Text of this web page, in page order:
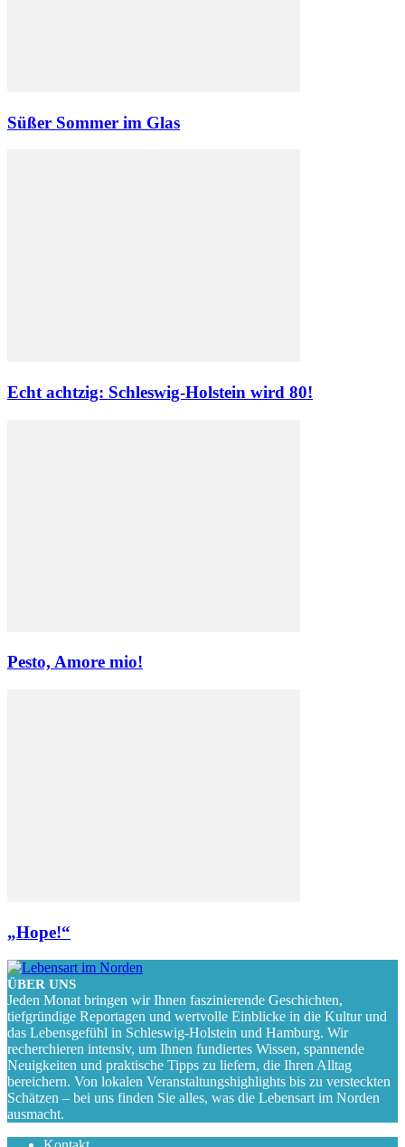
Süßer Sommer im Glas
Echt achtzig: Schleswig-Holstein wird 80!
Pesto, Amore mio!
„Hope!“
ÜBER UNS
Jeden Monat bringen wir Ihnen faszinierende Geschichten,
tiefgründige Reportagen und wertvolle Einblicke in die Kultur und
das Lebensgefühl in Schleswig-Holstein und Hamburg. Wir
recherchieren intensiv, um Ihnen fundiertes Wissen, spannende
Neuigkeiten und praktische Tipps zu liefern, die Ihren Alltag
bereichern. Von lokalen Veranstaltungshighlights bis zu versteckten
Schätzen – bei uns finden Sie alles, was die Lebensart im Norden
ausmacht.